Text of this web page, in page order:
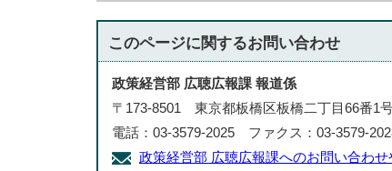
このページに関するお問い合わせ
政策経営部 広聴広報課 報道係
〒173-8501 東京都板橋区板橋二丁目66番1
電話：03-3579-2025 ファクス：03-3579-
政策経営部 広聴広報課へのお問い合わ